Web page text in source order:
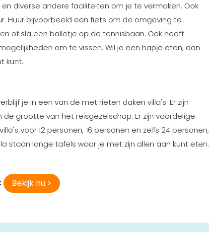
diverse andere faciliteiten om je te vermaken. Ook
Huur bijvoorbeeld een fiets om de omgeving te
of sla een balletje op de tennisbaan. Ook heeft
om te vissen. Wil je een hapje eten, dan
kunt.
je in een van de met rieten daken villa's. Er zijn
grootte van het reisgezelschap. Er zijn voordelige
voor 12 personen, 16 personen en zelfs 24 personen,
staan lange tafels waar je met zijn allen aan kunt eten.
Bekijk nu >